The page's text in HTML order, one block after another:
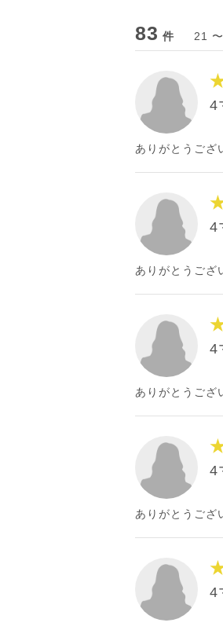
83 件 21
4
ありがとうござ
4
ありがとうござ
4
ありがとうござ
4
ありがとうござ
4